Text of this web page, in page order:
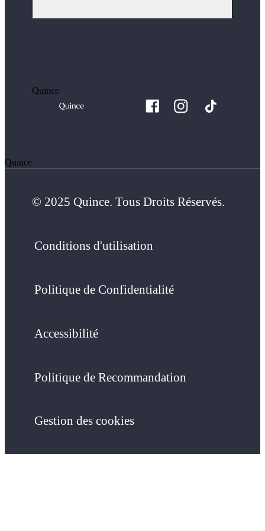
Quince
Quince
© 2025 Quince. Tous Droits Réservés.
Conditions d'utilisation
Politique de Confidentialité
Accessibilité
Politique de Recommandation
Gestion des cookies